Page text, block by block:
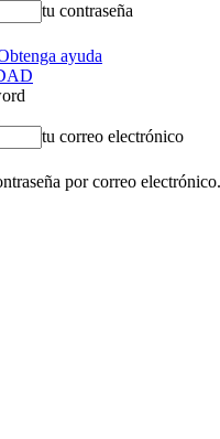
tu contraseña
ayuda
tu correo electrónico
por correo electrónico.